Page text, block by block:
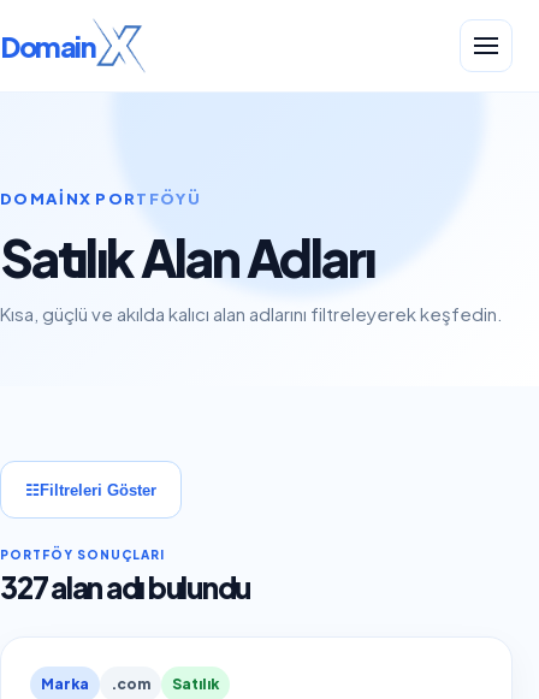
Domain
DOMAINX PORTFÖYÜ
Satılık Alan Adları
Kısa, güçlü ve akılda kalıcı alan adlarını filtreleyerek keşfedin.
☷Filtreleri Göster
PORTFÖY SONUÇLARI
327 alan adı bulundu
Marka .com Satılık